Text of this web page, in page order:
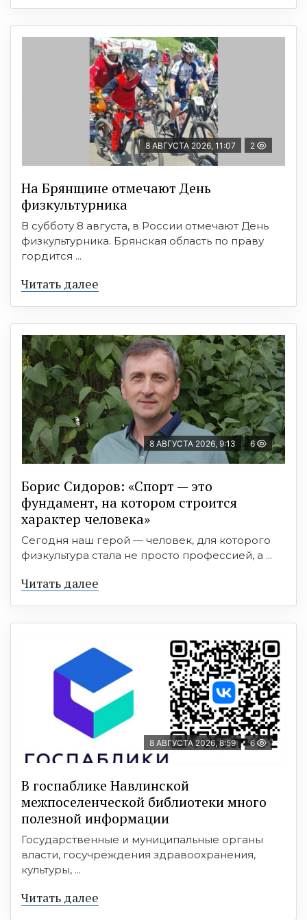
8 АВГУСТА 2026, 11:07 2
На Брянщине отмечают День
физкультурника
В субботу 8 августа, в России отмечают День
физкультурника. Брянская область по праву
гордится ...
Читать далее
8 АВГУСТА 2026, 9:13 6
Борис Сидоров: «Спорт — это
фундамент, на котором строится
характер человека»
Сегодня наш герой — человек, для которого
физкультура стала не просто профессией, а ...
Читать далее
8 АВГУСТА 2026, 8:59 6
В госпаблике Навлинской
межпоселенческой библиотеки много
полезной информации
Государственные и муниципальные органы
власти, госучреждения здравоохранения,
культуры, ...
Читать далее